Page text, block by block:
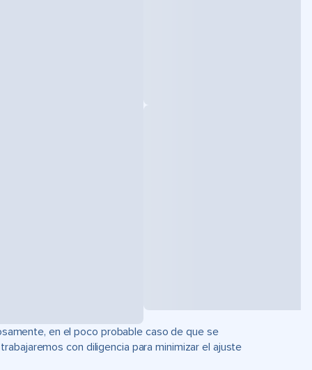
en el poco probable caso de que se
con diligencia para minimizar el ajuste